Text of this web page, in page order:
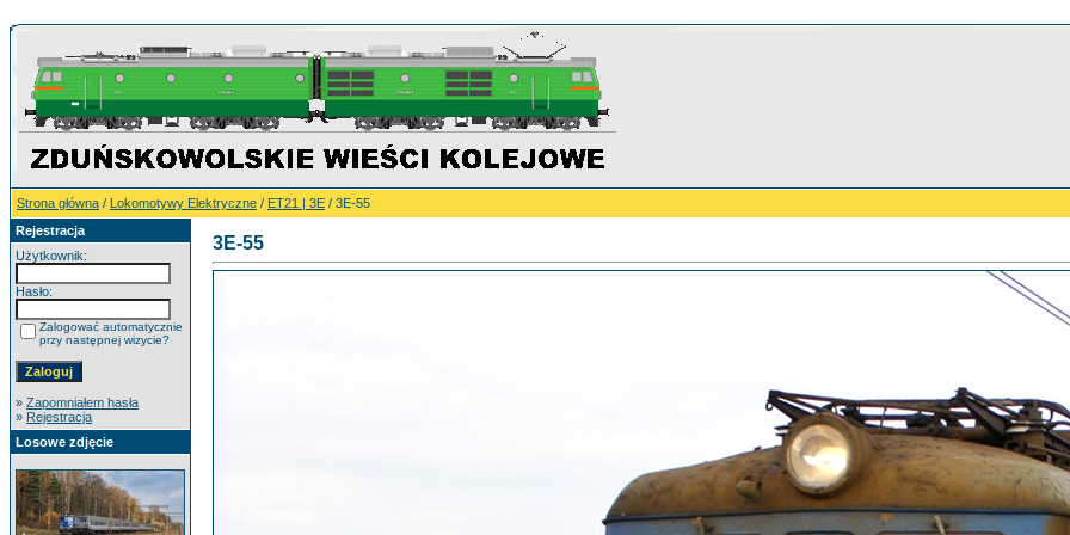
Strona główna / Lokomotywy Elektryczne / ET21 | 3E / 3E-55
Rejestracja
Użytkownik:
Hasło:
Zalogować automatycznie
przy następnej wizycie?
» Zapomniałem hasła
» Rejestracja
Losowe zdjęcie
3E-55